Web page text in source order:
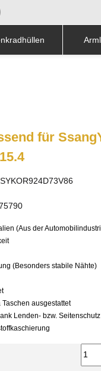
für
(Aus der
(Besonders stabile Nähte)
ausgestattet
Lenden- bzw. Seitenschutz